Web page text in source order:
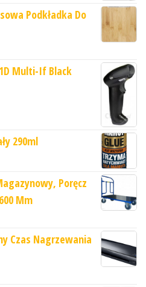
Podkładka Do
Multi-If Black
290ml
Poręcz
Mm
Czas Nagrzewania